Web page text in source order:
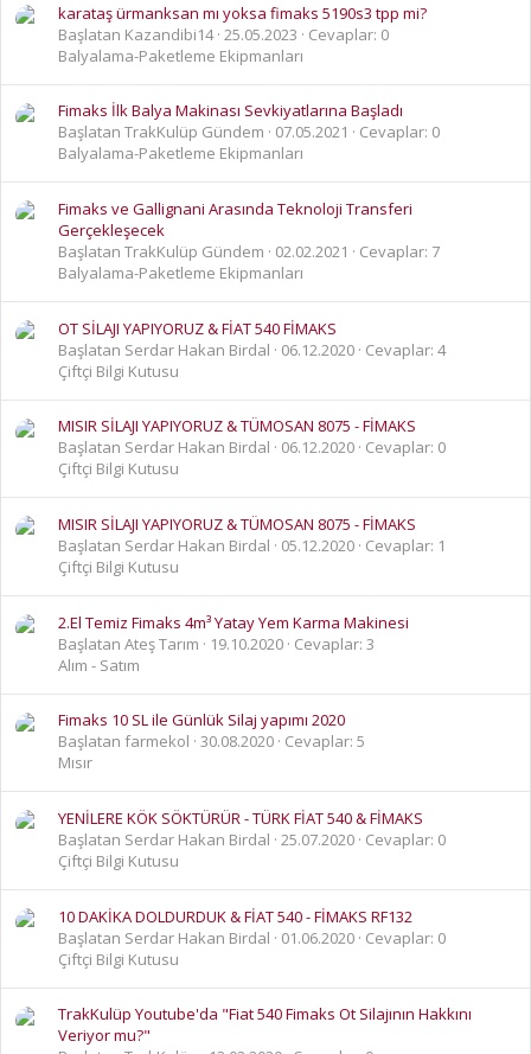
karataş ürmanksan mı yoksa fimaks 5190s3 tpp mi?
Başlatan Kazandibi14 25.05.2023
Cevaplar: 0
Balyalama-Paketleme Ekipmanları
Fimaks İlk Balya Makinası Sevkiyatlarına Başladı
Başlatan TrakKulüp Gündem
07.05.2021
Cevaplar: 0
Balyalama-Paketleme Ekipmanları
Fimaks ve Gallignani Arasında Teknoloji Transferi
Gerçekleşecek
Başlatan TrakKulüp Gündem
02.02.2021
Cevaplar: 7
Balyalama-Paketleme Ekipmanları
OT SİLAJI YAPIYORUZ & FİAT 540 FİMAKS
Başlatan Serdar Hakan Birdal
06.12.2020 Cevaplar: 4
Çiftçi Bilgi Kutusu
MISIR SİLAJI YAPIYORUZ & TÜMOSAN 8075 - FİMAKS
Başlatan Serdar Hakan Birdal
06.12.2020 Cevaplar: 0
Çiftçi Bilgi Kutusu
MISIR SİLAJI YAPIYORUZ & TÜMOSAN 8075 - FİMAKS
Başlatan Serdar Hakan Birdal
05.12.2020 Cevaplar: 1
Çiftçi Bilgi Kutusu
2.El Temiz Fimaks 4m³ Yatay Yem Karma Makinesi
Başlatan Ateş Tarım
19.10.2020 Cevaplar: 3
Alım - Satım
Fimaks 10 SL ile Günlük Silaj yapımı 2020
Başlatan farmekol 30.08.2020 Cevaplar: 5
Mısır
YENİLERE KÖK SÖKTÜRÜR - TÜRK FİAT 540 & FİMAKS
Başlatan Serdar Hakan Birdal 25.07.2020 Cevaplar: 0
Çiftçi Bilgi Kutusu
10 DAKİKA DOLDURDUK & FİAT 540 - FİMAKS RF132
Başlatan Serdar Hakan Birdal
01.06.2020 Cevaplar: 0
Çiftçi Bilgi Kutusu
TrakKulüp Youtube'da "Fiat 540 Fimaks Ot Silajının Hakkını
Veriyor mu?"